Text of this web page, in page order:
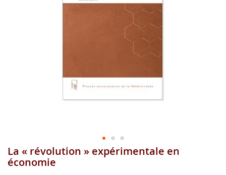
Aller
au
La « révolution » expérimentale en
économie